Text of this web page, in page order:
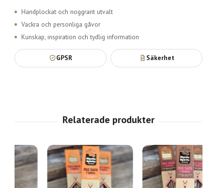
Handplockat och noggrant utvalt
Vackra och personliga gåvor
Kunskap, inspiration och tydlig information
GPSR Säkerhet